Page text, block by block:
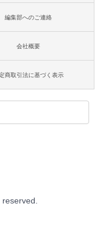
編集部へのご連絡
会社概要
商取引法に基づく表示
reserved.